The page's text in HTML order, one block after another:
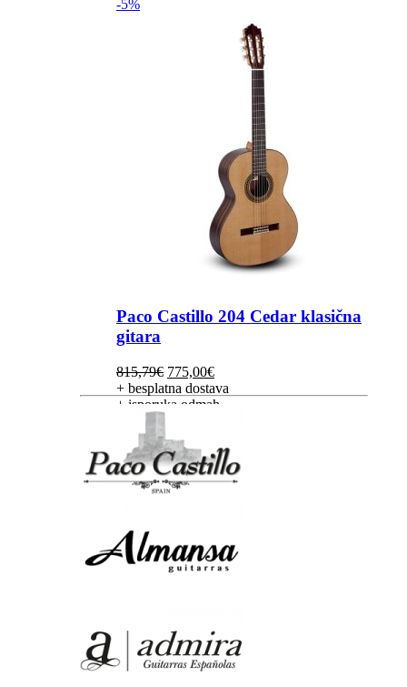
-5%
Paco Castillo 204 Cedar klasična
gitara
815,79€ Izvorna
cijena
bila
815,79€.
775,00€Trenutna
cijena
je:
+ besplatna dostava
+ isporuka odmah